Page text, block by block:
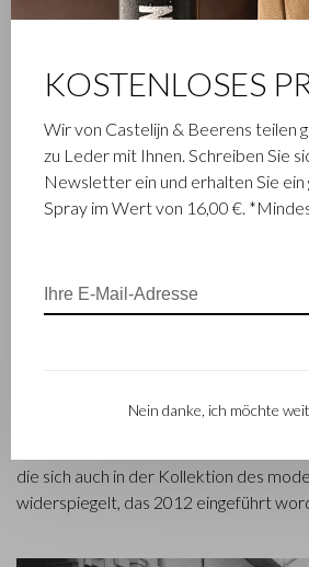
FAMILIENBETRIEB
Die im niederländischen Waalwijk
Beerens ist ein renommiertes
Castelijn und Lederstanzer Marinus
fassten, gemeinsam Lederprodukte
Familientradition, die Qualität und
die sich auch in der Kollektion des
widerspiegelt, das 2012 eingeführt
KOSTENLOSES
Wir von Castelijn & Beerens teilen
zu Leder mit Ihnen. Schreiben Sie
Newsletter ein und erhalten Sie ein
Spray im Wert von 16,00 €.
Nein danke, ich möchte